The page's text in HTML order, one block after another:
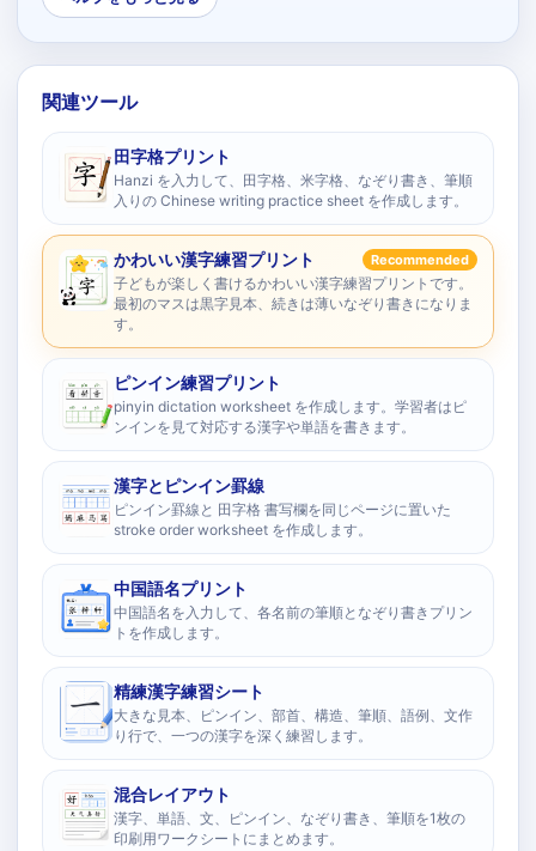
関連ツール
田字格プリント
Hanzi を入力して、田字格、米字格、なぞり書き、筆順
入りの Chinese writing practice sheet を作成します。
かわいい漢字練習プリント Recommended
子どもが楽しく書けるかわいい漢字練習プリントです。
最初のマスは黒字見本、続きは薄いなぞり書きになりま
す。
ピンイン練習プリント
pinyin dictation worksheet を作成します。学習者はピ
ンインを見て対応する漢字や単語を書きます。
漢字とピンイン罫線
ピンイン罫線と 田字格 書写欄を同じページに置いた
stroke order worksheet を作成します。
中国語名プリント
中国語名を入力して、各名前の筆順となぞり書きプリン
トを作成します。
精練漢字練習シート
大きな見本、ピンイン、部首、構造、筆順、語例、文作
り行で、一つの漢字を深く練習します。
混合レイアウト
漢字、単語、文、ピンイン、なぞり書き、筆順を1枚の
印刷用ワークシートにまとめます。